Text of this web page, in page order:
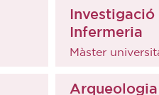
Infermeria
Màster